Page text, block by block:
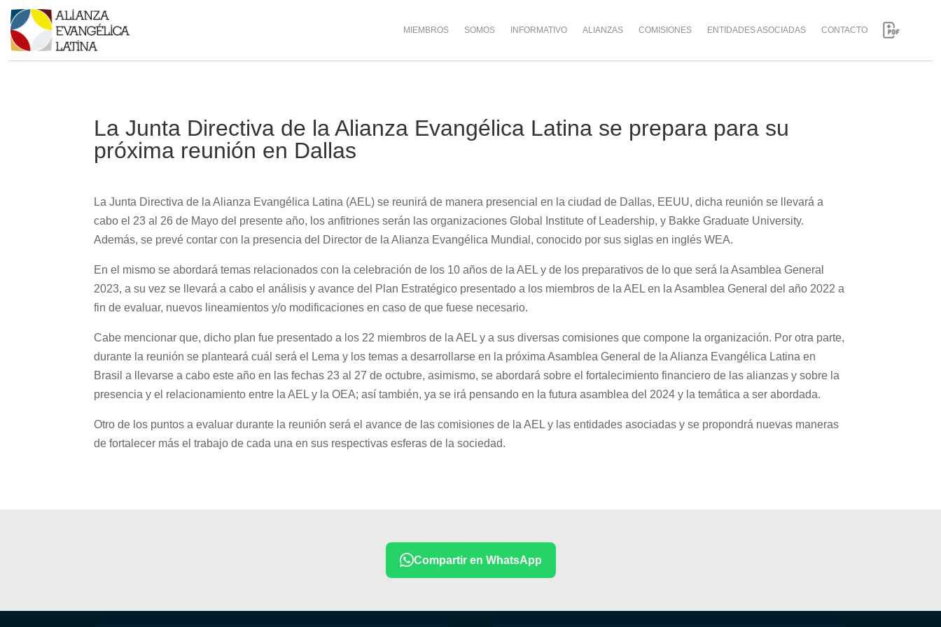
MIEMBROS SOMOS INFORMATIVO ALIANZAS COMISIONES ENTIDADES ASOCIADAS CONTACTO
La Junta Directiva de la Alianza Evangélica Latina se prepara para su
próxima reunión en Dallas
La Junta Directiva de la Alianza Evangélica Latina (AEL) se reunirá de manera presencial en la ciudad de Dallas, EEUU, dicha reunión se llevará a
cabo el 23 al 26 de Mayo del presente año, los anfitriones serán las organizaciones Global Institute of Leadership, y Bakke Graduate University.
Además, se prevé contar con la presencia del Director de la Alianza Evangélica Mundial, conocido por sus siglas en inglés WEA.
En el mismo se abordará temas relacionados con la celebración de los 10 años de la AEL y de los preparativos de lo que será la Asamblea General
2023, a su vez se llevará a cabo el análisis y avance del Plan Estratégico presentado a los miembros de la AEL en la Asamblea General del año 2022 a
fin de evaluar, nuevos lineamientos y/o modificaciones en caso de que fuese necesario.
Cabe mencionar que, dicho plan fue presentado a los 22 miembros de la AEL y a sus diversas comisiones que compone la organización. Por otra parte,
durante la reunión se planteará cuál será el Lema y los temas a desarrollarse en la próxima Asamblea General de la Alianza Evangélica Latina en
Brasil a llevarse a cabo este año en las fechas 23 al 27 de octubre, asimismo, se abordará sobre el fortalecimiento financiero de las alianzas y sobre la
presencia y el relacionamiento entre la AEL y la OEA; así también, ya se irá pensando en la futura asamblea del 2024 y la temática a ser abordada.
Otro de los puntos a evaluar durante la reunión será el avance de las comisiones de la AEL y las entidades asociadas y se propondrá nuevas maneras
de fortalecer más el trabajo de cada una en sus respectivas esferas de la sociedad.
Compartir en WhatsApp